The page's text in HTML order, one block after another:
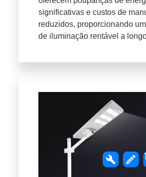
significativas e custos de
reduzidos, proporcionando
de iluminação rentável a